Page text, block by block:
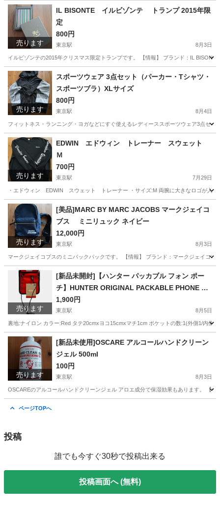
東京 渋谷区
売ります
IL BISONTE イルビゾンテ トランプ 2015年限
定
800円
東京駅 8月3日
イルビゾンテの2015年クリスマス限定トランプです。 【情報】 ブランド：IL
東京 渋谷区 東京駅 カードゲーム イルビゾンテ
売ります
スポーツウェア 3点セット（パーカー・Tシャツ・
スポーツブラ）XLサイズ
800円
東京駅 8月4日
フィットネス・ランニング・ヨガなどにすぐ使えるレディーススポーツウェア3点セ
東京 渋谷区 スポーツウェア
売ります
EDWIN エドウィン トレーナー スウェット
Ｍ
700円
東京駅 7月29日
・エドウィン EDWIN スウェット トレーナー ・サイズ:M 両腕に大きなロゴが入っ
東京 渋谷区 東京駅
売ります
[美品]MARC BY MARC JACOBS マークジェイコ
ブス ミニリュック ネイビー
12,000円
東京駅 8月3日
マークジェイコブスのミニバックパックです。 【情報】 ブランド：マークジェイコ
東京 渋谷区 東京駅 バッグ
売ります
[新品未開封]【ハンター パッカブル フォン ポー
チ】HUNTER ORIGINAL PACKABLE PHONE PO
UCH BLACK ubp7012kbm サコッシュ
1,900円
東京駅 8月5日
裏地:ナイロン カラー:Red タテ20cmxヨコ15cmxマチ1cm ポケットの数:1(外側1/内側
東京 渋谷区 東京駅 バッグ
売ります
[新品未使用]OSCARE アルコールハンドクリーン
ジェル 500ml
100円
東京駅 8月3日
OSCAREのアルコールハンドクリーンジェル アロエ成分で保湿効果もあります。 【
ページTOPへ
投稿
誰でも今すぐ30秒で投稿出来る
投稿画面へ (無料)